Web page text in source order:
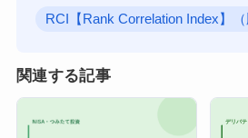
RCI【Rank Correlation Index】（
関連する記事